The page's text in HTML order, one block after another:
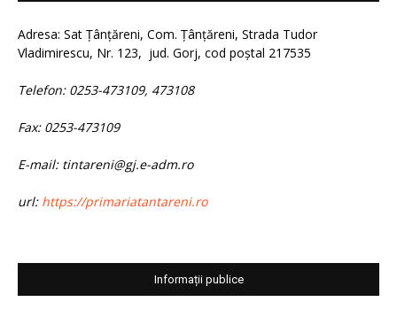
Adresa: Sat Țânțăreni, Com. Țânțăreni, Strada Tudor
Vladimirescu, Nr. 123, jud. Gorj, cod poștal 217535
Telefon: 0253-473109, 473108
Fax: 0253-473109
E-mail: tintareni@gj.e-adm.ro
url: https://primariatantareni.ro
Informații publice